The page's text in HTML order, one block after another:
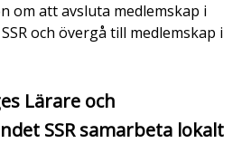
om att avsluta medlemskap i
och övergå till medlemskap i
Lärare och
SSR samarbeta lokalt